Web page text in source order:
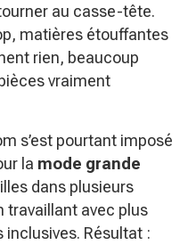
au casse-tête.
matières étouffantes
rien, beaucoup
vraiment
s’est pourtant imposé
la mode grande
dans plusieurs
travaillant avec plus
inclusives. Résultat :